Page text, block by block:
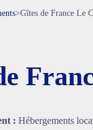
>Gîtes de France Le
: Hébergements